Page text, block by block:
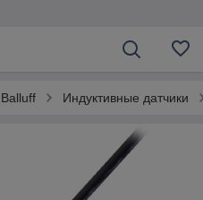
Balluff Индуктивные датчики